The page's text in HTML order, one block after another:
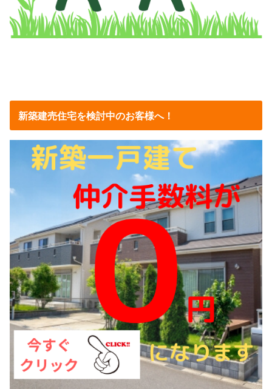
新築建売住宅を検討中のお客様へ！